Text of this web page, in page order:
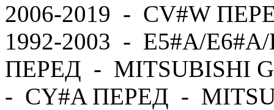
2006-2019 - CV#W
1992-2003 - E5#A/
ПЕРЕД - MITSUBISHI
- CY#A ПЕРЕД -